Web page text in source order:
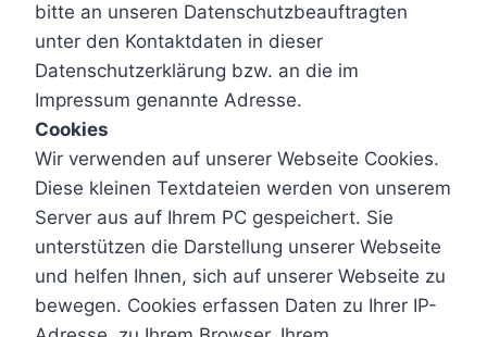
bitte an unseren Datenschutzbeauftragten
unter den Kontaktdaten in dieser
Datenschutzerklärung bzw. an die im
Impressum genannte Adresse.
Cookies
Wir verwenden auf unserer Webseite Cookies.
Diese kleinen Textdateien werden von unserem
Server aus auf Ihrem PC gespeichert. Sie
unterstützen die Darstellung unserer Webseite
und helfen Ihnen, sich auf unserer Webseite zu
bewegen. Cookies erfassen Daten zu Ihrer IP-